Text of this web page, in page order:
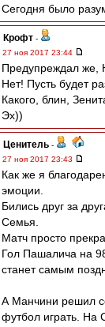
Сегодня было
Крофт -
27 ноя 2017 23:44
Предупреждал
Нет! Пусть будет
Какого, блин,
Эх))
Ценитель -
27 ноя 2017 23:43
Как же я
эмоции.
Бились друг за
Семья.
Матч просто
Гол Пашалича на
станет самым
А Манчини решил
футбол играть. На